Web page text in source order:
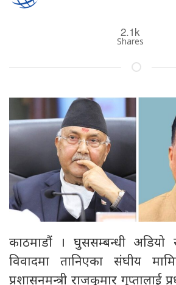
2.1k
Shares
काठमाडौं । घुससम्बन्धी अडियो
विवादमा तानिएका संघीय
प्रशासनमन्त्री राजकुमार गुप्तालाई